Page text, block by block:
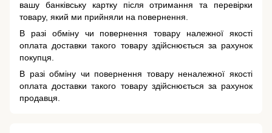
вашу банківську картку після отримання та перевірки
товару, який ми прийняли на повернення.
В разі обміну чи повернення товару належної якості
оплата доставки такого товару здійснюється за рахунок
покупця.
В разі обміну чи повернення товару неналежної якості
оплата доставки такого товару здійснюється за рахунок
продавця.